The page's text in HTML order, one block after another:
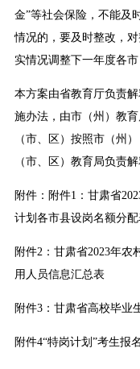
金”等社会保险，不能及
情况的，要及时整改，
实情况调整下一年度各市
本方案由省教育厅负责
施办法，由市（州）教
（市、区）按照市（州
（市、区）教育局负责
附件： 附件1：甘肃省
计划各市县设岗名额分
附件2：甘肃省2023年
用人员信息汇总表
附件3：甘肃省高校毕业
附件4“特岗计划”考生报